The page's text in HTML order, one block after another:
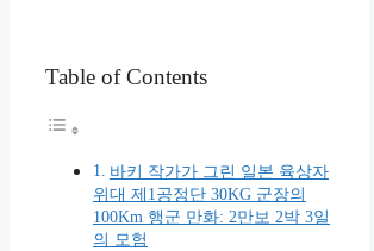
Table of Contents
바키 작가가 그린 일본 육상자
위대 제1공정단 30KG 군장의
100Km 행군 만화: 2만보 2박 3일
의 모험